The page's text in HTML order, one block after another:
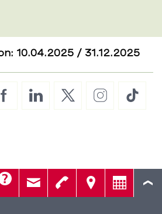
10.04.2025 / 31.12.2025
FacebookLinkedInTwitterInstagram